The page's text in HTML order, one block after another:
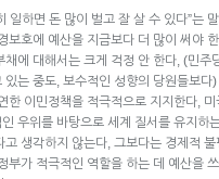
일하면 돈 많이 벌고 잘 살 수 있다”는
보호에 예산을 지금보다 더 많이 써야
채에 대해서는 크게 걱정 안 한다, (민주
있는 중도, 보수적인 성향의 당원들보다
한 이민정책을 적극적으로 지지한다, 미
인 우위를 바탕으로 세계 질서를 유지하
고 생각하지 않는다, 그보다는 경제적
부가 적극적인 역할을 하는 데 예산을